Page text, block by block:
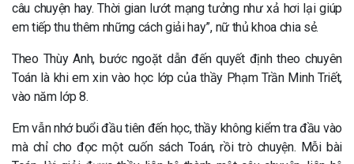
câu chuyện hay. Thời gian lướt mạng tưởng như xả hơi lại giúp
em tiếp thu thêm những cách giải hay”, nữ thủ khoa chia sẻ.
Theo Thùy Anh, bước ngoặt dẫn đến quyết định theo chuyên
Toán là khi em xin vào học lớp của thầy Phạm Trần Minh Triết,
vào năm lớp 8.
Em vẫn nhớ buổi đầu tiên đến học, thầy không kiểm tra đầu vào
mà chỉ cho đọc một cuốn sách Toán, rồi trò chuyện. Mỗi bài